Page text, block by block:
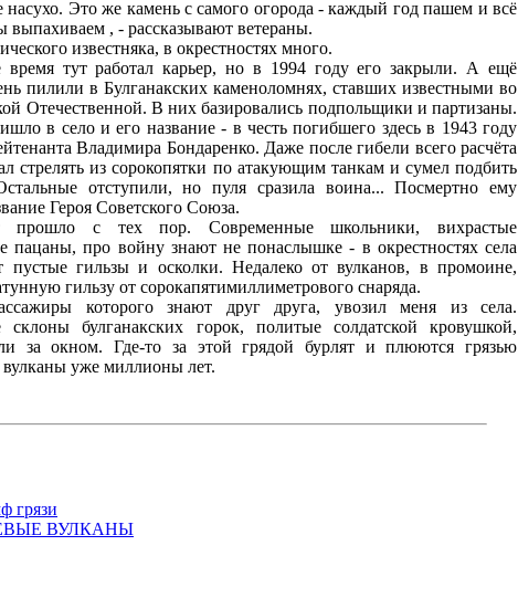
Это же камень с самого огорода - каждый год пашем и всё
выпахиваем , - рассказывают ветераны.
известняка, в окрестностях много.
время тут работал карьер, но в 1994 году его закрыли. А ещё
пилили в Булганакских каменоломнях, ставших известными во
Отечественной. В них базировались подпольщики и партизаны.
в село и его название - в честь погибшего здесь в 1943 году
Владимира Бондаренко. Даже после гибели всего расчёта
стрелять из сорокопятки по атакующим танкам и сумел подбить
отступили, но пуля сразила воина... Посмертно ему
Героя Советского Союза.
прошло с тех пор. Современные школьники, вихрастые
пацаны, про войну знают не понаслышке - в окрестностях села
пустые гильзы и осколки. Недалеко от вулканов, в промоине,
гильзу от сорокапятимиллиметрового снаряда.
которого знают друг друга, увозил меня из села.
склоны булганакских горок, политые солдатской кровушкой,
за окном. Где-то за этой грядой бурлят и плюются грязью
уже миллионы лет.
грязи
ВУЛКАНЫ